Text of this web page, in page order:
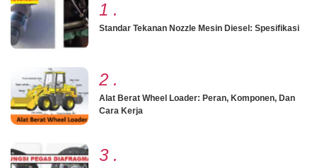
1 .
Standar Tekanan Nozzle Mesin Diesel: Spesifikasi
2 .
Alat Berat Wheel Loader: Peran, Komponen, Dan
Cara Kerja
3 .